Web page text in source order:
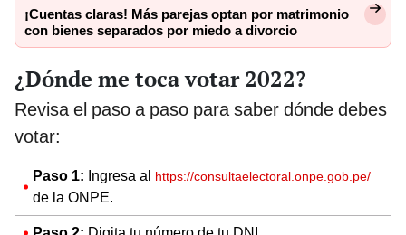
¡Cuentas claras! Más parejas optan por matrimonio
con bienes separados por miedo a divorcio
¿Dónde me toca votar 2022?
Revisa el paso a paso para saber dónde debes
votar:
Paso 1: Ingresa al https://consultaelectoral.onpe.gob.pe/
de la ONPE.